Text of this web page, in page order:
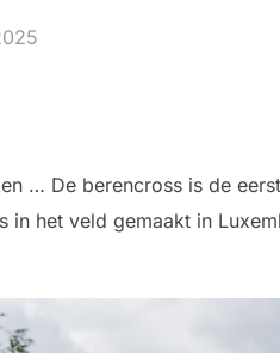
… De berencross is de
in het veld gemaakt in